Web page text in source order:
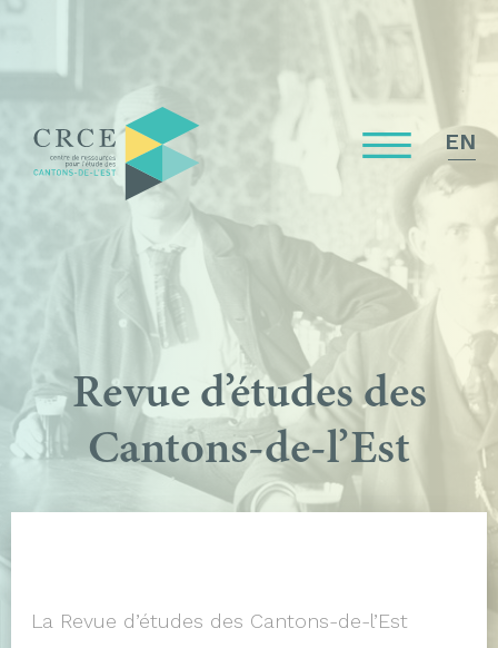
EN
Revue d’études des
Cantons-de-l’Est
La Revue d’études des Cantons-de-l’Est